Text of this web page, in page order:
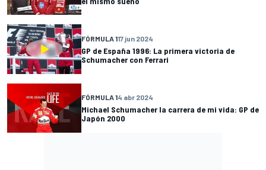
FÓRMULA 117 jun 2024
GP de España 1996: La primera victoria de
Schumacher con Ferrari
FÓRMULA 14 abr 2024
Michael Schumacher la carrera de mi vida: GP de
Japón 2000